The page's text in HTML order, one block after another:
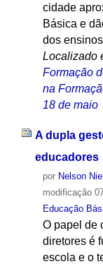
cidade
Básica e
dos
Localizado
Formação
na
18 de maio
A dupla
educadores
por Nelson
modificação
Educação
O papel de
diretores é
escola e o